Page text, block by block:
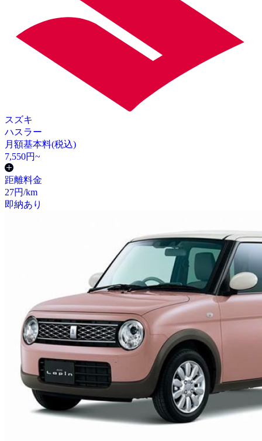
スズキ
ハスラー
月額基本料(税込)
7,550円~
距離料金
27円/km
即納あり